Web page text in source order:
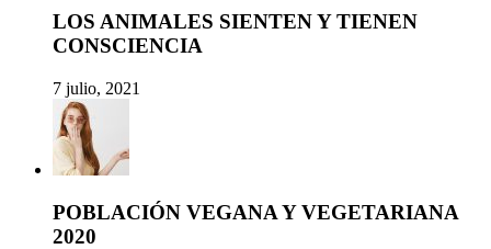
LOS ANIMALES SIENTEN Y TIENEN
CONSCIENCIA
7 julio, 2021
POBLACIÓN VEGANA Y VEGETARIANA
2020